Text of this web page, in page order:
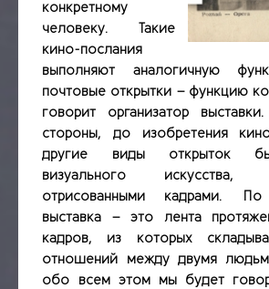
конкретному
человеку. Такие
кино-послания
выполняют аналогичную
почтовые открытки – функцию
говорит организатор
стороны, до изобретения
другие виды открыток
визуального искусства,
отрисованными кадрами.
выставка – это лента
кадров, из которых
отношений между двумя
обо всем этом мы будет